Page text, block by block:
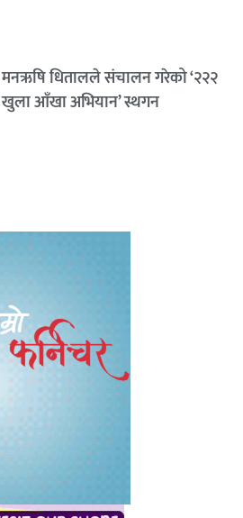
मनऋषि धितालले संचालन गरेको ‘२२२
खुला आँखा अभियान’ स्थगन